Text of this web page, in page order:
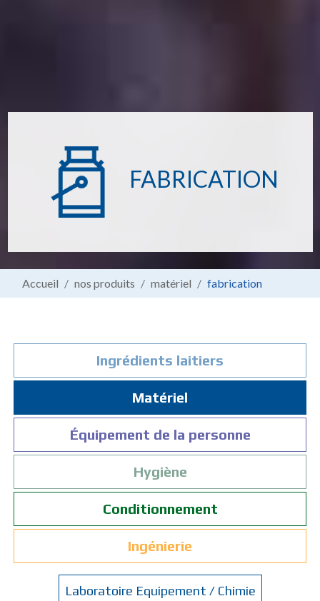
FABRICATION
Accueil nos produits matériel fabrication
Ingrédients laitiers
Matériel
Équipement de la personne
Hygiène
Conditionnement
Ingénierie
Laboratoire Equipement / Chimie